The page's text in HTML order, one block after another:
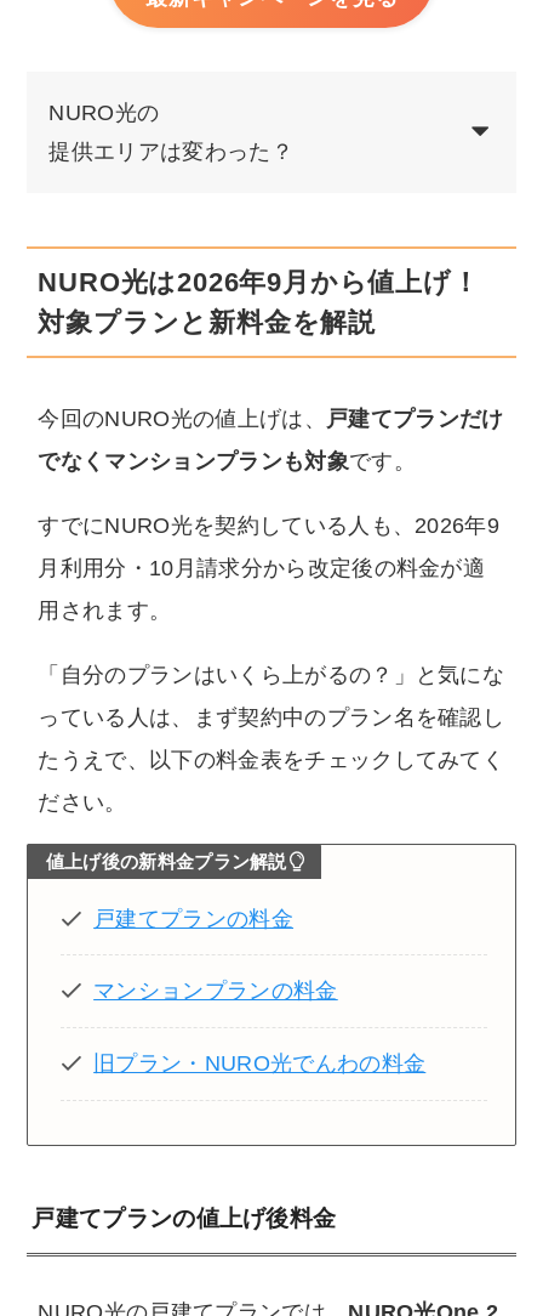
NURO光の
提供エリアは変わった？
NURO光は2026年9月から値上げ！
対象プランと新料金を解説
今回のNURO光の値上げは、
戸建てプランだけ
でなくマンションプランも対象です。
すでにNURO光を契約している人も、2026年9
月利用分・10月請求分から改定後の料金が適
用されます。
「自分のプランはいくら上がるの？」と気にな
っている人は、まず契約中のプラン名を確認し
たうえで、以下の料金表をチェックしてみてく
ださい。
値上げ後の新料金プラン解説
戸建てプランの料金
マンションプランの料金
旧プラン・NURO光でんわの料金
戸建てプランの値上げ後料金